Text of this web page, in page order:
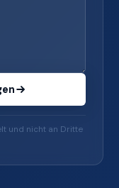
und nicht an Dritte